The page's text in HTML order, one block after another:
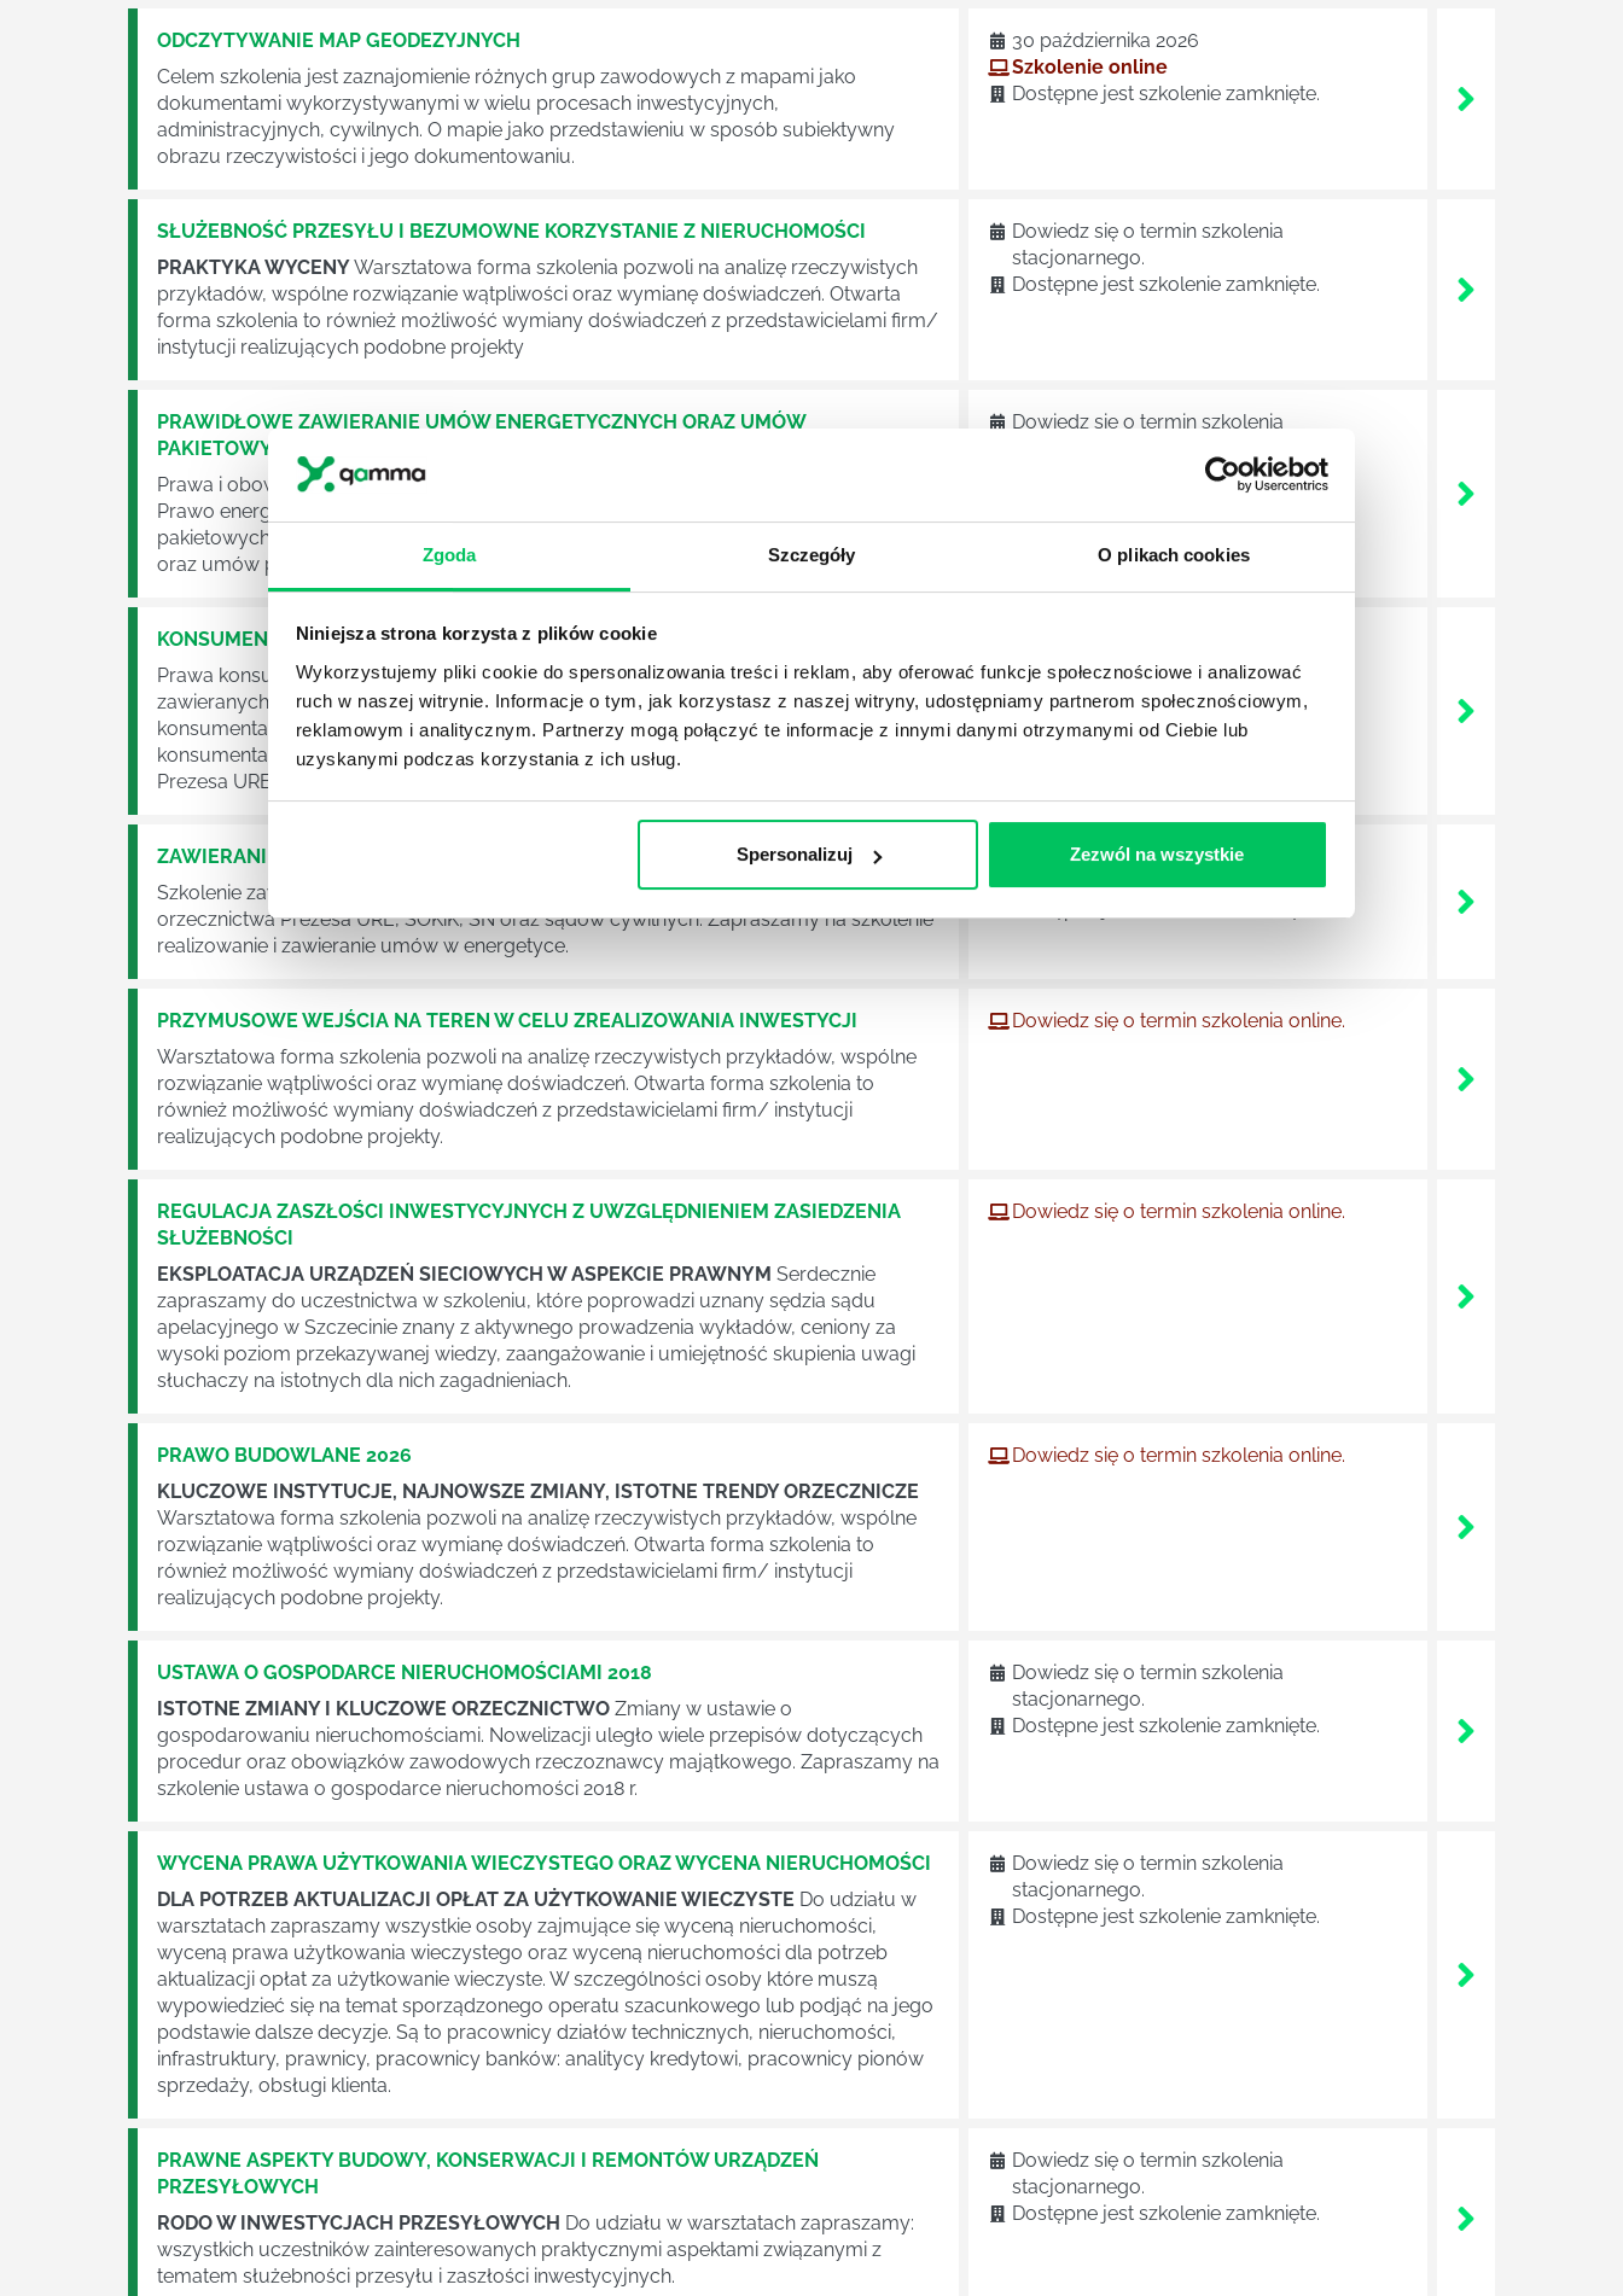
Zgoda Szczegóły O plikach cookies
Niniejsza strona korzysta z plików cookie
Wykorzystujemy pliki cookie do spersonalizowania treści i reklam, aby oferować funkcje społecznościowe i analizować
ruch w naszej witrynie. Informacje o tym, jak korzystasz z naszej witryny, udostępniamy partnerom społecznościowym,
reklamowym i analitycznym. Partnerzy mogą połączyć te informacje z innymi danymi otrzymanymi od Ciebie lub
uzyskanymi podczas korzystania z ich usług.
Spersonalizuj Zezwól na wszystkie
ODCZYTYWANIE MAP GEODEZYJNYCH
Celem szkolenia jest zaznajomienie różnych grup zawodowych z mapami jako
dokumentami wykorzystywanymi w wielu procesach inwestycyjnych,
administracyjnych, cywilnych. O mapie jako przedstawieniu w sposób subiektywny
obrazu rzeczywistości i jego dokumentowaniu.
30 października 2026
Szkolenie online
Dostępne jest szkolenie zamknięte.
SŁUŻEBNOŚĆ PRZESYŁU I BEZUMOWNE KORZYSTANIE Z NIERUCHOMOŚCI
PRAKTYKA WYCENYWarsztatowa forma szkolenia pozwoli na analizę rzeczywistych
przykładów, wspólne rozwiązanie wątpliwości oraz wymianę doświadczeń. Otwarta
forma szkolenia to również możliwość wymiany doświadczeń z przedstawicielami firm/
instytucji realizujących podobne projekty
Dowiedz się o termin szkolenia
stacjonarnego.
Dostępne jest szkolenie zamknięte.
PRAWIDŁOWE ZAWIERANIE UMÓW ENERGETYCZNYCH ORAZ UMÓW
PAKIETOWYCH
Prawa i obowiązki w relacji konsument - przedsiębiorstwo energetyczne, gazowe.
Prawo energetyczne i cywilne w kontekście zawierania umów dystrybucji, umów
pakietowych. Zapraszamy na szkolenie Prawidłowe zawieranie umów energetycznych
oraz umów pakietowych.
Dowiedz się o termin szkolenia
Dostępne jest szkolenie zamknięte.
KONSUMENT JAKO STRONA UMÓW W ENERGETYCE
Prawa konsumenta zmiany - przedsiębiorstwo obrotu i konsument jako strony umów
zawieranych na rynku energii i paliw gazowych z uwzględnieniem wzmocnienia pozycji
konsumenta najnowszymi regulacjami prawa energetycznego oraz ustawy o prawach
konsumenta. Wybrane i najnowsze regulacje. Przegląd najnowszego orzecznictwa
Prezesa URE, SOKiK, SN oraz sądów cywilnych.
stacjonarnego.
Dostępne jest szkolenie zamknięte.
ZAWIERANIE I REALIZOWANIE UMÓW W ENERGETYCE
Szkolenie zawieranie umów - wybrane i najnowsze regulacje. Przegląd najnowszego
orzecznictwa Prezesa URE, SOKiK, SN oraz sądów cywilnych. Zapraszamy na szkolenie
realizowanie i zawieranie umów w energetyce.
Dowiedz się o termin szkolenia
stacjonarnego.
PRZYMUSOWE WEJŚCIA NA TEREN W CELU ZREALIZOWANIA INWESTYCJI
Warsztatowa forma szkolenia pozwoli na analizę rzeczywistych przykładów, wspólne
rozwiązanie wątpliwości oraz wymianę doświadczeń. Otwarta forma szkolenia to
również możliwość wymiany doświadczeń z przedstawicielami firm/ instytucji
realizujących podobne projekty.
Dowiedz się o termin szkolenia online.
REGULACJA ZASZŁOŚCI INWESTYCYJNYCH Z UWZGLĘDNIENIEM ZASIEDZENIA
SŁUŻEBNOŚCI
EKSPLOATACJA URZĄDZEŃ SIECIOWYCH W ASPEKCIE PRAWNYM Serdecznie
zapraszamy do uczestnictwa w szkoleniu, które poprowadzi uznany sędzia sądu
apelacyjnego w Szczecinie znany z aktywnego prowadzenia wykładów, ceniony za
wysoki poziom przekazywanej wiedzy, zaangażowanie i umiejętność skupienia uwagi
słuchaczy na istotnych dla nich zagadnieniach.
Dowiedz się o termin szkolenia online.
PRAWO BUDOWLANE 2026
KLUCZOWE INSTYTUCJE, NAJNOWSZE ZMIANY, ISTOTNE TRENDY ORZECZNICZE
Warsztatowa forma szkolenia pozwoli na analizę rzeczywistych przykładów, wspólne
rozwiązanie wątpliwości oraz wymianę doświadczeń. Otwarta forma szkolenia to
również możliwość wymiany doświadczeń z przedstawicielami firm/ instytucji
realizujących podobne projekty.
Dowiedz się o termin szkolenia online.
USTAWA O GOSPODARCE NIERUCHOMOŚCIAMI 2018
ISTOTNE ZMIANY I KLUCZOWE ORZECZNICTWO Zmiany w ustawie o
gospodarowaniu nieruchomościami. Nowelizacji uległo wiele przepisów dotyczących
procedur oraz obowiązków zawodowych rzeczoznawcy majątkowego. Zapraszamy na
szkolenie ustawa o gospodarce nieruchomości 2018 r.
Dowiedz się o termin szkolenia
stacjonarnego.
Dostępne jest szkolenie zamknięte.
WYCENA PRAWA UŻYTKOWANIA WIECZYSTEGO ORAZ WYCENA NIERUCHOMOŚCI
DLA POTRZEB AKTUALIZACJI OPŁAT ZA UŻYTKOWANIE WIECZYSTE Do udziału w
warsztatach zapraszamy wszystkie osoby zajmujące się wyceną nieruchomości,
wyceną prawa użytkowania wieczystego oraz wyceną nieruchomości dla potrzeb
aktualizacji opłat za użytkowanie wieczyste. W szczególności osoby które muszą
wypowiedzieć się na temat sporządzonego operatu szacunkowego lub podjąć na jego
podstawie dalsze decyzje. Są to pracownicy działów technicznych, nieruchomości,
infrastruktury, prawnicy, pracownicy banków: analitycy kredytowi, pracownicy pionów
sprzedaży, obsługi klienta.
Dowiedz się o termin szkolenia
stacjonarnego.
Dostępne jest szkolenie zamknięte.
PRAWNE ASPEKTY BUDOWY, KONSERWACJI I REMONTÓW URZĄDZEŃ
PRZESYŁOWYCH
RODO W INWESTYCJACH PRZESYŁOWYCH Do udziału w warsztatach zapraszamy:
wszystkich uczestników zainteresowanych praktycznymi aspektami związanymi z
tematem służebności przesyłu i zaszłości inwestycyjnych.
Dowiedz się o termin szkolenia
stacjonarnego.
Dostępne jest szkolenie zamknięte.